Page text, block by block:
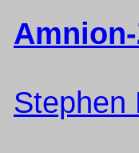
Stephen